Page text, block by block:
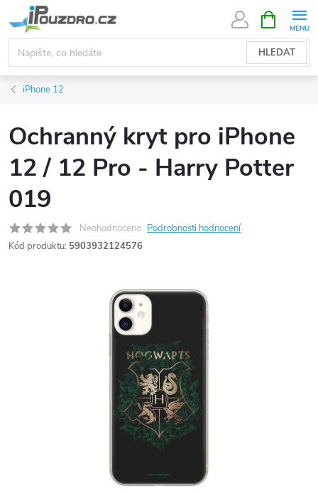
na
obsah
HLEDAT
NÁKUPNÍ
KOŠÍK
iPhone 12
Ochranný kryt pro iPhone
12 / 12 Pro - Harry Potter
019
Neohodnoceno Podrobnosti hodnocení
Kód produktu: 5903932124576